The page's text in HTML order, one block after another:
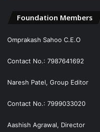
Foundation Members
Omprakash Sahoo C.E.O
Contact No.: 7987641692
Naresh Patel, Group Editor
Contact No.: 7999033020
Aashish Agrawal, Director